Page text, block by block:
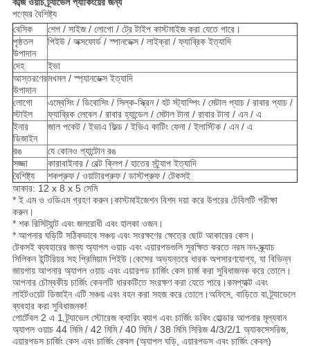
কব্জি ওয়াচ ট্র্যাভেল প্যাকিংয়ের জন্য
পণ্যের বৈশিষ্ট্য
বেসিক
শেপ / সাইজ / লোগো / ট্রে টাইপ কাস্টমাইজ করা যেতে পারে।
পৃষ্ঠতল
উপাদান
পিইউ / অক্সফোর্ড / স্পানডেক্স / লাইক্রা / ফ্যাব্রিক ইত্যাদি
দেহ
ইভা
আস্তরণের
উপাদান
মখমল / স্প্যানডেক্স ইত্যাদি
লোগো
স্টাইল
এম্বেসিং / ডিবোসিং / সিল্ক-স্ক্রিন / হট স্ট্যাম্পিং / মেটাল প্যাচ / রাবার প্যাচ /
ফ্যাব্রিক লেবেল / রাবার হ্যান্ডেল / মেটাল টানা / রাবার টানা / এন / এ
ইনার
ডিজাইন
জাল পকেট / ইভাএ ফিল্ড / ইভিএ কাটিং ফেনা / ইলাস্টিক / এন / এ
রঙ
যে কোনও প্যান্টোন রঙ
সজ্জা
কারাবাইনার / বেল্ট ক্লিপ / হাতের স্ট্র্যাপ ইত্যাদি
বৈশিষ্ট্য
শকপ্রুফ / ওয়াটারপ্রুফ / ডাস্টপ্রুফ / টেকসই
আকার: 12 x 8 x 5 সেমি
* ই এম ও ওডিএম গ্রহণ করুন।কাস্টমাইজেশন বিশদ দয়া করে উপরের টেবিলটি পরীক্ষা
করুন।
* শক রিসিট্যান্ট এবং জলরোধী এবং হালকা ওজন।
* আপনার ঘড়িটি সঠিকভাবে সঞ্চয় এবং সংরক্ষণের ক্ষেত্রে ছোট আকারের কেস।
টেকসই ব্যবহারের জন্য অ্যাপল ওয়াচ এবং এয়ারপডগুলি সুরক্ষিত করতে নরম নন-স্ক্র্যাচ
সিলিকন ইন্টিরিয়র সহ প্রিমিয়াম পিইউ।কেসের অভ্যন্তরে ধারক অপসারণযোগ্য, যা বিভিন্ন
জায়গায় আপনার অ্যাপল ওয়াচ এবং এয়ারপড চার্জিং কেস চার্জ করা সুবিধাজনক করে তোলে।
আপনার চৌম্বকীয় চার্জিং কেবলটি ধারকটিতে সংরক্ষণ করা যেতে পারে।কমপ্যাক্ট এবং
লাইটওয়েট ডিজাইন এটি সঞ্চয় এবং বহন করা সহজ করে তোলে।অফিসে, বাড়িতে বা ট্র্যাভেলে
ব্যবহার করা সুবিধাজনক!
পোর্টেবল 2 এ 1 ট্র্যাভেল স্টোরেজ ক্যারিং ব্যাগ এবং চার্জিং ডকিং হোল্ডার আপনার মূল্যবান
অ্যাপল ওয়াচ 44 মিমি / 42 মিমি / 40 মিমি / 38 মিমি সিরিজ 4/3/2/1 অ্যাকসেসরিজ,
এয়ারপডস চার্জিং কেস এবং চার্জিং কেবল (অ্যাপল ঘড়ি, এয়ারপডস এবং চার্জিং কেবল)